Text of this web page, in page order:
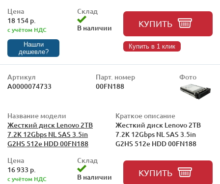
Цена
18 154 р.
с учётом НДС
Нашли
дешевле?
Склад
В наличии
КУПИТЬ
Купить в 1 клик
Артикул
А0000074733
Парт. номер
00FN188
Фото
Название модели
Жесткий диск Lenovo 2TB
7.2K 12Gbps NL SAS 3.5in
G2HS 512e HDD 00FN188
Краткое описание
Жесткий диск Lenovo 2TB
7.2K 12Gbps NL SAS 3.5in
G2HS 512e HDD 00FN188
Цена
16 933 р.
с учётом НДС
Склад
В наличии
КУПИТЬ